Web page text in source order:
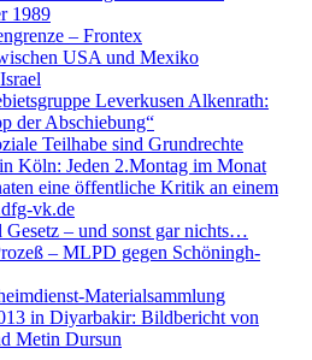
1989
– Frontex
USA und Mexiko
Leverkusen Alkenrath:
der Abschiebung“
Teilhabe sind Grundrechte
Köln: Jeden 2.Montag im Monat
eine öffentliche Kritik an einem
vk.de
Gesetz – und sonst gar nichts…
– MLPD gegen Schöningh-
Materialsammlung
in Diyarbakir: Bildbericht von
Metin Dursun